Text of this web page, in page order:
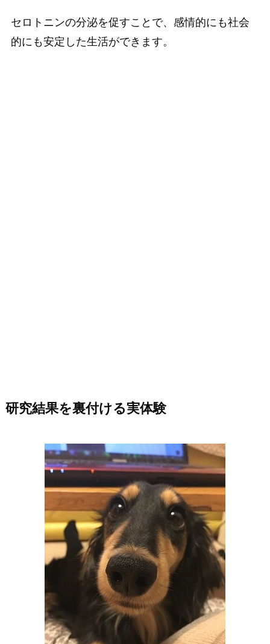
セロトニンの分泌を促すことで、感情的にも社会
的にも安定した生活ができます。
研究結果を裏付ける実体験